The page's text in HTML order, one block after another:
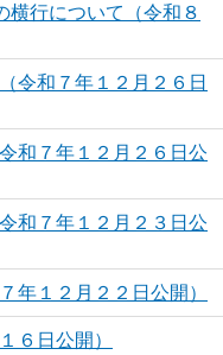
横行について（令和８
令和７年１２月２６日
和７年１２月２６日公
和７年１２月２３日公
年１２月２２日公開）
６日公開）